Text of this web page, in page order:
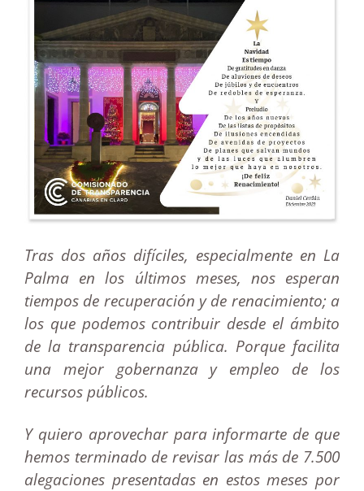
Tras dos años difíciles, especialmente en La
Palma en los últimos meses, nos esperan
tiempos de recuperación y de renacimiento; a
los que podemos contribuir desde el ámbito
de la transparencia pública. Porque facilita
una mejor gobernanza y empleo de los
recursos públicos.
Y quiero aprovechar para informarte de que
hemos terminado de revisar las más de 7.500
alegaciones presentadas en estos meses por